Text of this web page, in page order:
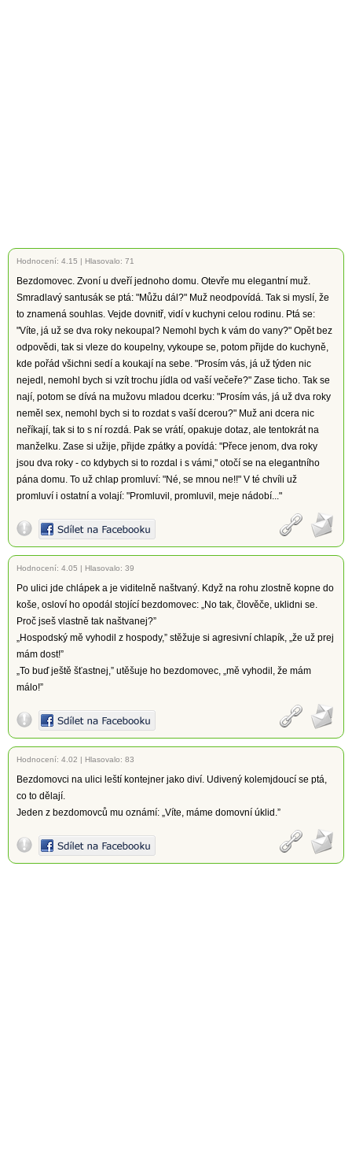
Hodnocení: 4.15 | Hlasovalo: 71
Bezdomovec. Zvoní u dveří jednoho domu. Otevře mu elegantní muž.
Smradlavý santusák se ptá: "Můžu dál?" Muž neodpovídá. Tak si myslí, že
to znamená souhlas. Vejde dovnitř, vidí v kuchyni celou rodinu. Ptá se:
"Víte, já už se dva roky nekoupal? Nemohl bych k vám do vany?" Opět bez
odpovědi, tak si vleze do koupelny, vykoupe se, potom přijde do kuchyně,
kde pořád všichni sedí a koukají na sebe. "Prosím vás, já už týden nic
nejedl, nemohl bych si vzít trochu jídla od vaší večeře?" Zase ticho. Tak se
nají, potom se dívá na mužovu mladou dcerku: "Prosím vás, já už dva roky
neměl sex, nemohl bych si to rozdat s vaší dcerou?" Muž ani dcera nic
neříkají, tak si to s ní rozdá. Pak se vrátí, opakuje dotaz, ale tentokrát na
manželku. Zase si užije, přijde zpátky a povídá: "Přece jenom, dva roky
jsou dva roky - co kdybych si to rozdal i s vámi," otočí se na elegantního
pána domu. To už chlap promluví: "Né, se mnou ne!!" V té chvíli už
promluví i ostatní a volají: "Promluvil, promluvil, meje nádobí..."
Hodnocení: 4.05 | Hlasovalo: 39
Po ulici jde chlápek a je viditelně naštvaný. Když na rohu zlostně kopne do
koše, osloví ho opodál stojící bezdomovec: „No tak, člověče, uklidni se.
Proč jseš vlastně tak naštvanej?”
„Hospodský mě vyhodil z hospody,” stěžuje si agresivní chlapík, „že už prej
mám dost!”
„To buď ještě šťastnej,” utěšuje ho bezdomovec, „mě vyhodil, že mám
málo!”
Hodnocení: 4.02 | Hlasovalo: 83
Bezdomovci na ulici leští kontejner jako diví. Udivený kolemjdoucí se ptá,
co to dělají.
Jeden z bezdomovců mu oznámí: „Víte, máme domovní úklid.”